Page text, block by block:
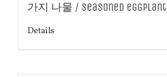
가지 나물 / Seasoned eggplant
Details